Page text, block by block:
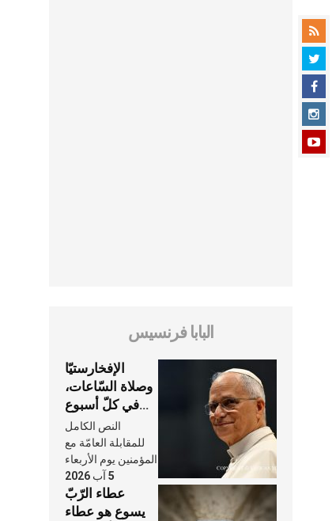
البابا فرنسيس
الإفخارستيّا
وصلاة السّاعات،
في كلّ أسبوع
وكلّ يوم، هما
النَّفَس في حياة
الكنيسة
النص الكامل
للمقابلة العامّة مع
المؤمنين يوم الأربعاء
5 آب 2026
عطاء الرّبّ
يسوع هو عطاء